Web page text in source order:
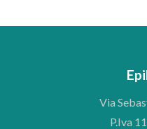
Via
P.Iva